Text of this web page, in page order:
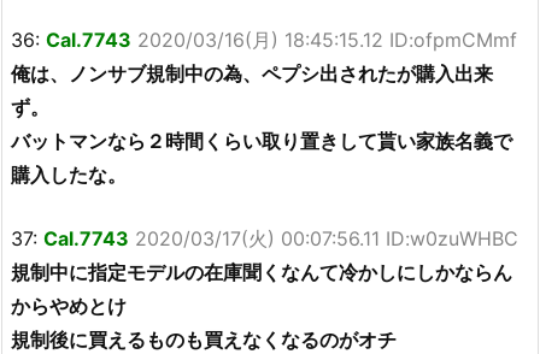
36: Cal.7743 2020/03/16(月) 18:45:15.12 ID:ofpmCMmf
俺は、ノンサブ規制中の為、ペプシ出されたが購入出来
ず。
バットマンなら２時間くらい取り置きして貰い家族名義で
購入したな。
37: Cal.7743 2020/03/17(火) 00:07:56.11 ID:w0zuWHBC
規制中に指定モデルの在庫聞くなんて冷かしにしかならん
からやめとけ
規制後に買えるものも買えなくなるのがオチ